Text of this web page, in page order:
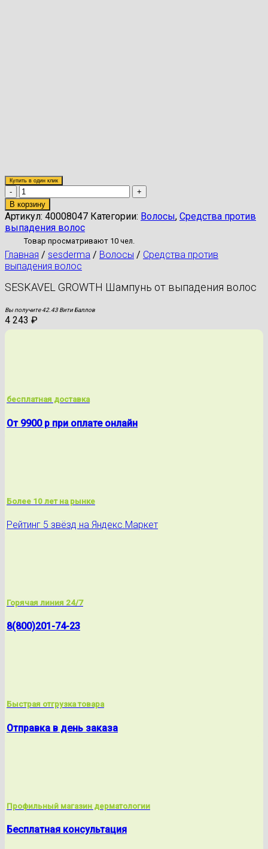
Купить в один клик
Количество
товара
SESKAVEL
GROWTH
Шампунь
выпадения
волос
В корзину
Артикул: 40008047 Категории: Волосы, Средства против
выпадения волос
Товар просматривают 10 чел.
Главная / sesderma / Волосы / Средства против
выпадения волос
SESKAVEL GROWTH Шампунь от выпадения волос
Вы получите 42.43 Вити Баллов
4 243 ₽
бесплатная доставка
От 9900 р при оплате онлайн
Более 10 лет на рынке
Рейтинг 5 звёзд на Яндекс.Маркет
Горячая линия 24/7
8(800)201-74-23
Быстрая отгрузка товара
Отправка в день заказа
Профильный магазин дерматологии
Бесплатная консультация